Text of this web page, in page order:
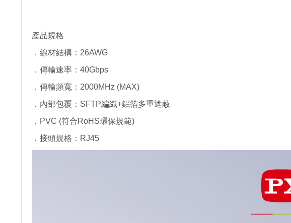
產品規格
．線材結構：26AWG
．傳輸速率：40Gbps
．傳輸頻寬：2000MHz (MAX)
．內部包覆：SFTP編織+鋁箔多重遮蔽
．PVC (符合RoHS環保規範)
．接頭規格：RJ45